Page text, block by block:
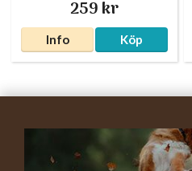
259 kr
Info Köp